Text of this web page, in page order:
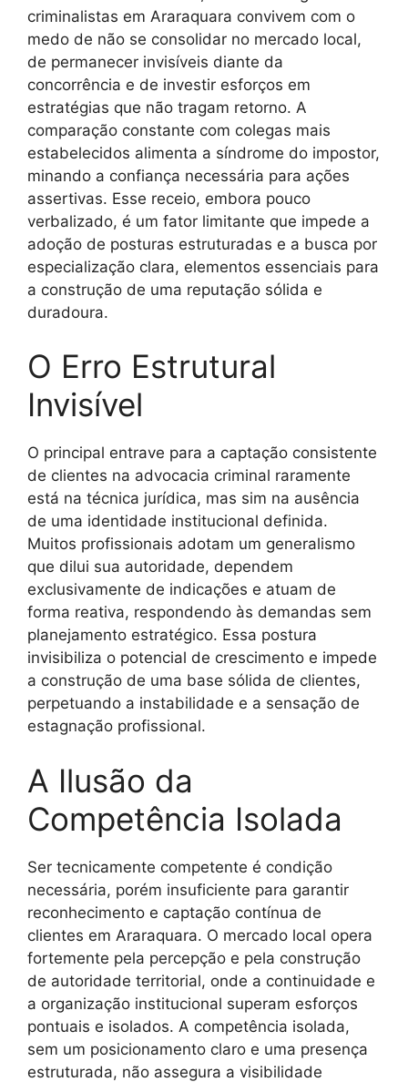
criminalistas em Araraquara convivem com o
medo de não se consolidar no mercado local,
de permanecer invisíveis diante da
concorrência e de investir esforços em
estratégias que não tragam retorno. A
comparação constante com colegas mais
estabelecidos alimenta a síndrome do impostor,
minando a confiança necessária para ações
assertivas. Esse receio, embora pouco
verbalizado, é um fator limitante que impede a
adoção de posturas estruturadas e a busca por
especialização clara, elementos essenciais para
a construção de uma reputação sólida e
duradoura.
O Erro Estrutural
Invisível
O principal entrave para a captação consistente
de clientes na advocacia criminal raramente
está na técnica jurídica, mas sim na ausência
de uma identidade institucional definida.
Muitos profissionais adotam um generalismo
que dilui sua autoridade, dependem
exclusivamente de indicações e atuam de
forma reativa, respondendo às demandas sem
planejamento estratégico. Essa postura
invisibiliza o potencial de crescimento e impede
a construção de uma base sólida de clientes,
perpetuando a instabilidade e a sensação de
estagnação profissional.
A Ilusão da
Competência Isolada
Ser tecnicamente competente é condição
necessária, porém insuficiente para garantir
reconhecimento e captação contínua de
clientes em Araraquara. O mercado local opera
fortemente pela percepção e pela construção
de autoridade territorial, onde a continuidade e
a organização institucional superam esforços
pontuais e isolados. A competência isolada,
sem um posicionamento claro e uma presença
estruturada, não assegura a visibilidade